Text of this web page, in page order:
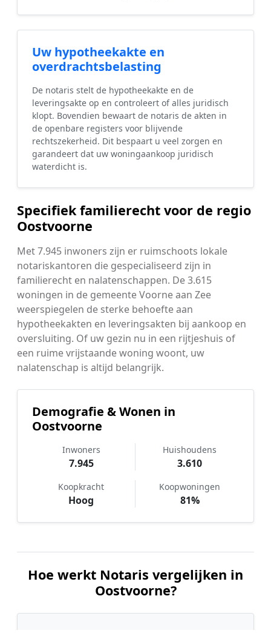
Uw hypotheekakte en
overdrachtsbelasting
De notaris stelt de hypotheekakte en de
leveringsakte op en controleert of alles juridisch
klopt. Bovendien bewaart de notaris de akten in
de openbare registers voor blijvende
rechtszekerheid. Dit bespaart u veel zorgen en
garandeert dat uw woningaankoop juridisch
waterdicht is.
Specifiek familierecht voor de regio
Oostvoorne
Met 7.945 inwoners zijn er ruimschoots lokale
notariskantoren die gespecialiseerd zijn in
familierecht en nalatenschappen. De 3.615
woningen in de gemeente Voorne aan Zee
weerspiegelen de sterke behoefte aan
hypotheekakten en leveringsakten bij aankoop en
oversluiting. Of uw gezin nu in een rijtjeshuis of
een ruime vrijstaande woning woont, uw
nalatenschap is altijd belangrijk.
Demografie & Wonen in
Oostvoorne
Inwoners
7.945
Huishoudens
3.610
Koopkracht
Hoog
Koopwoningen
81%
Hoe werkt Notaris vergelijken in
Oostvoorne?